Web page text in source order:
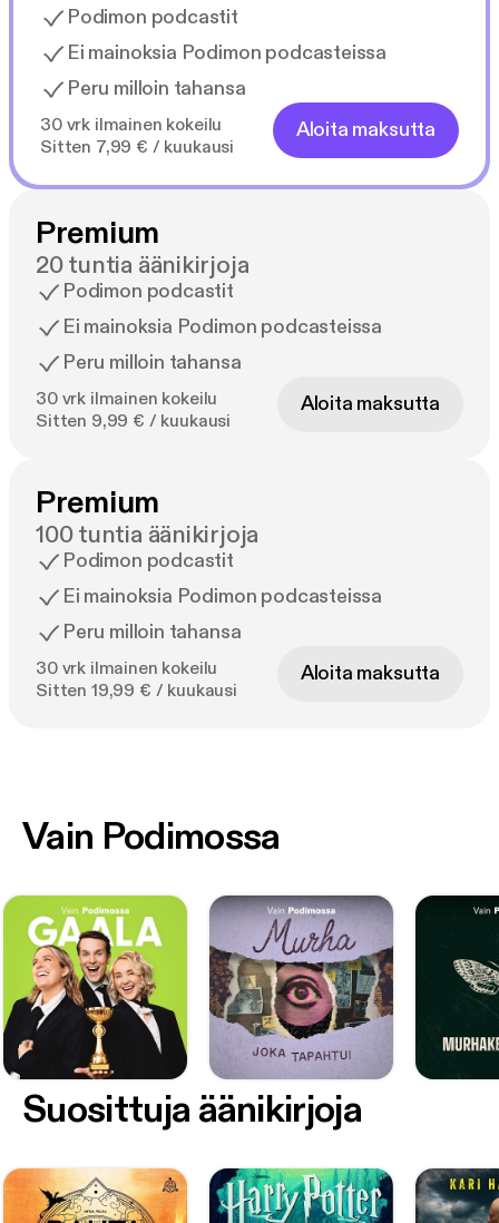
Podimon podcastit
Ei mainoksia Podimon podcasteissa
Peru milloin tahansa
30 vrk ilmainen kokeilu
Sitten 7,99 € / kuukausi
Aloita maksutta
Premium
20 tuntia äänikirjoja
Podimon podcastit
Ei mainoksia Podimon podcasteissa
Peru milloin tahansa
30 vrk ilmainen kokeilu
Sitten 9,99 € / kuukausi
Aloita maksutta
Premium
100 tuntia äänikirjoja
Podimon podcastit
Ei mainoksia Podimon podcasteissa
Peru milloin tahansa
30 vrk ilmainen kokeilu
Sitten 19,99 € / kuukausi
Aloita maksutta
Vain Podimossa
Suosittuja äänikirjoja